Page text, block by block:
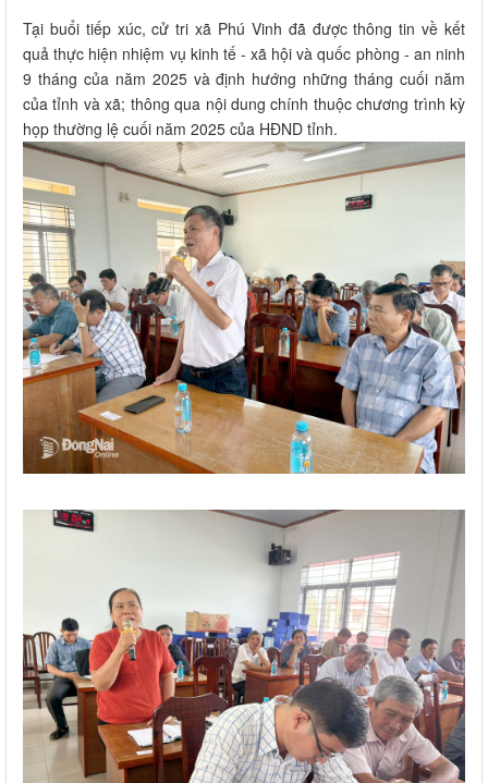
Tại buổi tiếp xúc, cử tri xã Phú Vinh đã được thông tin về kết
quả thực hiện nhiệm vụ kinh tế - xã hội và quốc phòng - an ninh
9 tháng của năm 2025 và định hướng những tháng cuối năm
của tỉnh và xã; thông qua nội dung chính thuộc chương trình kỳ
họp thường lệ cuối năm 2025 của HĐND tỉnh.